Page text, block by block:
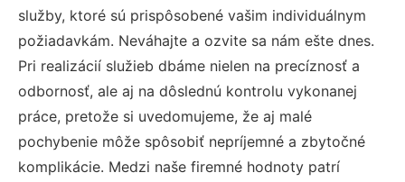
služby, ktoré sú prispôsobené vašim individuálnym
požiadavkám. Neváhajte a ozvite sa nám ešte dnes.
Pri realizácií služieb dbáme nielen na precíznosť a
odbornosť, ale aj na dôslednú kontrolu vykonanej
práce, pretože si uvedomujeme, že aj malé
pochybenie môže spôsobiť nepríjemné a zbytočné
komplikácie. Medzi naše firemné hodnoty patrí